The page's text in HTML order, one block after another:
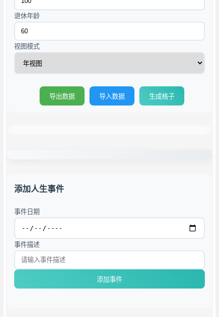
退休年龄
视图模式
导出数据 导入数据 生成格子
添加人生事件
事件日期
事件描述
添加事件